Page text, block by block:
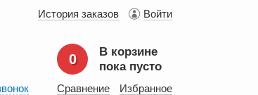
История заказов Войти
0
В корзине
пока пусто
Сравнение Избранное